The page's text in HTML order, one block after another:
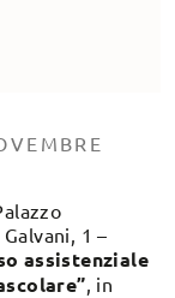
1 –
assistenziale
, in